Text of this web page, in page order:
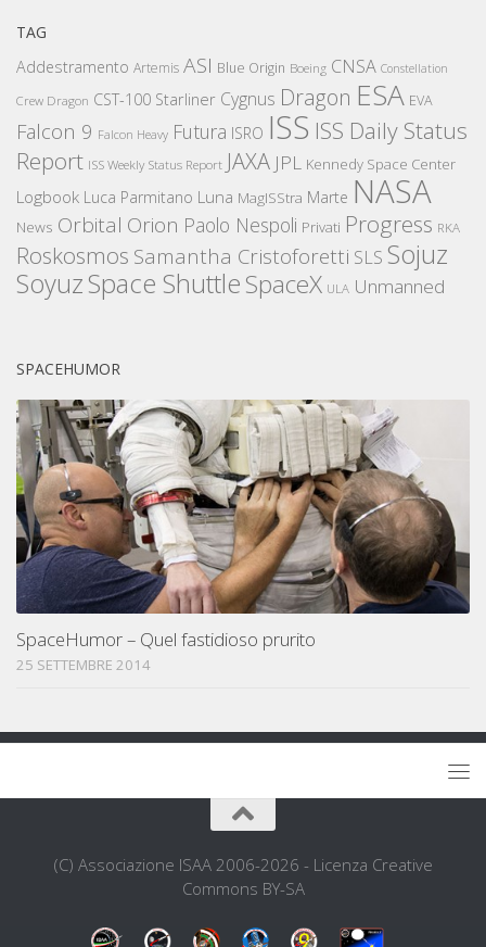
TAG
Addestramento Artemis ASI Blue Origin Boeing CNSA Constellation
Crew Dragon CST-100 Starliner Cygnus Dragon ESA EVA
Falcon 9 Falcon Heavy Futura ISRO ISS ISS Daily Status
Report ISS Weekly Status Report JAXA JPL Kennedy Space Center
Logbook Luca Parmitano Luna MagISStra Marte NASA
News Orbital Orion Paolo Nespoli Privati Progress RKA
Roskosmos Samantha Cristoforetti SLS Sojuz
SoyuzSpace ShuttleSpaceX ULA Unmanned
SPACEHUMOR
SpaceHumor – Quel fastidioso prurito
25 SETTEMBRE 2014
(C) Associazione ISAA 2006-2026 - Licenza Creative
Commons BY-SA